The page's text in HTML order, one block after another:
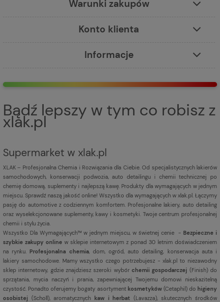
Warunki zakupów
Konto klienta
Informacje
Bądź lepszy w tym co robisz z
xlak.pl
Supermarket w xlak.pl
XLAK – Profesjonalna Chemia i Rozwiązania dla Ciebie. Od specjalistycznych lakierów
samochodowych, konserwacji podwozia, auto detailingu i chemii technicznej po
chemię domową, suplementy i najlepszą kawę. Produkty dla wymagających w jednym
miejscu. Sprawdź naszą jakość online! Wszystko dla wymagających w xlak.pl. Łączymy
pasję do automotive z codziennym komfortem. Profesjonalne lakiery, auto detailing
oraz wyselekcjonowane suplementy, kawy i kosmetyki. Twoje centrum profesjonalnej
chemii i stylu życia.
Wszystko Dla Wymagających™ w jednym miejscu, w świetnej cenie - Bezpieczne i
szybkie zakupy online w sklepie internetowym z ponad 30 letnim doświadczeniem
na rynku. Profesjonalna chemia, dom, ogród, auto detailing, konserwacja auta i
lakiery samochodowe. Mamy wszystko czego potrzebujesz - xlak.pl to niezawodny
sklep internetowy, gdzie znajdziesz szeroki wybórchemii gospodarczej (Finish) do
sprzątania, mycia naczyń i prania, zapewniającej Twojemu domowi nieskazitelną
czystość. Ponadto oferujemy bogaty asortyment kosmetyków (Cetaphil) do higieny
osobistej (Scholl), aromatycznych kaw i herbat (Lavazza), skutecznych środków